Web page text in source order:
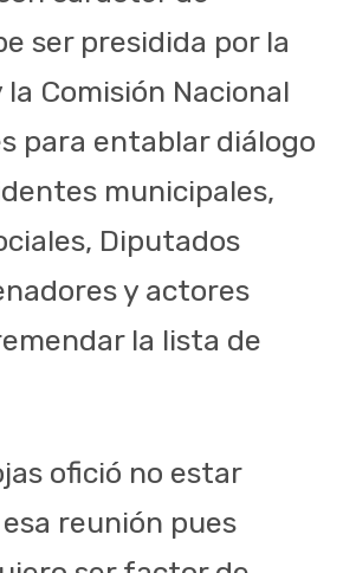
ser presidida por la
Comisión Nacional
para entablar diálogo
municipales,
Diputados
y actores
la lista de
ofició no estar
reunión pues